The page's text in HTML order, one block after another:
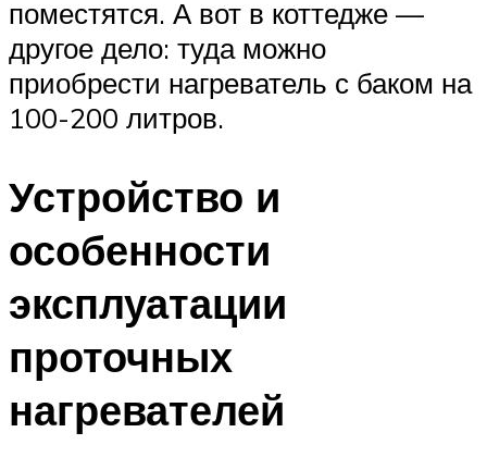
поместятся. А вот в коттедже —
другое дело: туда можно
приобрести нагреватель с баком на
100-200 литров.
Устройство и
особенности
эксплуатации
проточных
нагревателей